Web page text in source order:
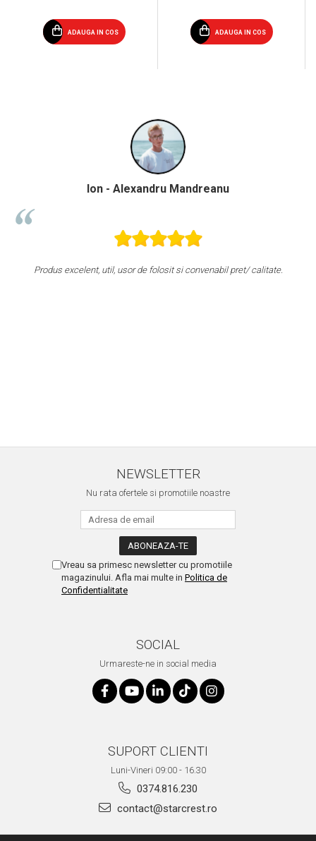
ADAUGA IN COS ADAUGA IN COS
Ion - Alexandru Mandreanu
Produs excelent, util, usor de folosit si convenabil pret/ calitate.
NEWSLETTER
Nu rata ofertele si promotiile noastre
Vreau sa primesc newsletter cu promotiile
magazinului. Afla mai multe in Politica de
Confidentialitate
SOCIAL
Urmareste-ne in social media
SUPORT CLIENTI
Luni-Vineri 09:00 - 16.30
0374.816.230
contact@starcrest.ro